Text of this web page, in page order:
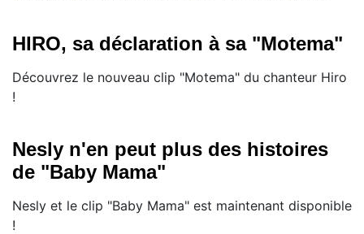
HIRO, sa déclaration à sa "Motema"
Découvrez le nouveau clip "Motema" du chanteur Hiro
!
Nesly n'en peut plus des histoires
de "Baby Mama"
Nesly et le clip "Baby Mama" est maintenant disponible
!